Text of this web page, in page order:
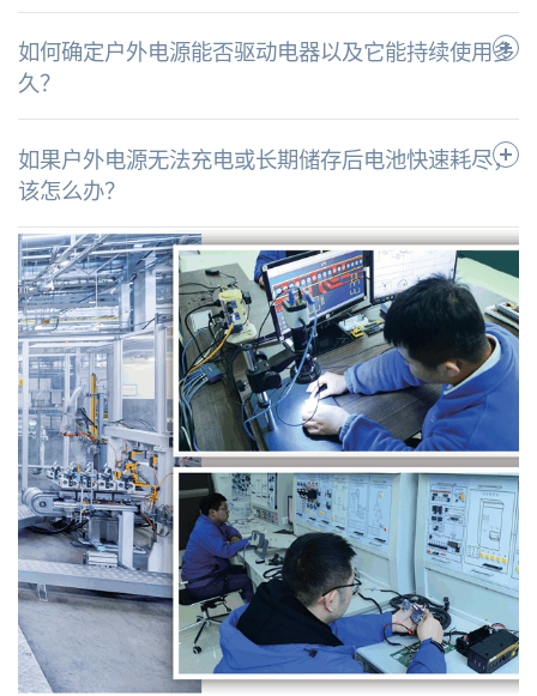
如何确定户外电源能否驱动电器以及它能持续使用多
久？
如果户外电源无法充电或长期储存后电池快速耗尽，
该怎么办？